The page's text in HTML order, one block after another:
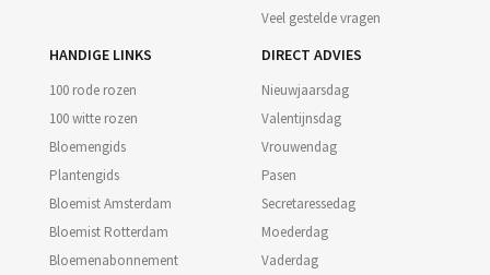
Veel gestelde vragen
HANDIGE LINKS
100 rode rozen
100 witte rozen
Bloemengids
Plantengids
Bloemist Amsterdam
Bloemist Rotterdam
Bloemenabonnement
DIRECT ADVIES
Nieuwjaarsdag
Valentijnsdag
Vrouwendag
Pasen
Secretaressedag
Moederdag
Vaderdag